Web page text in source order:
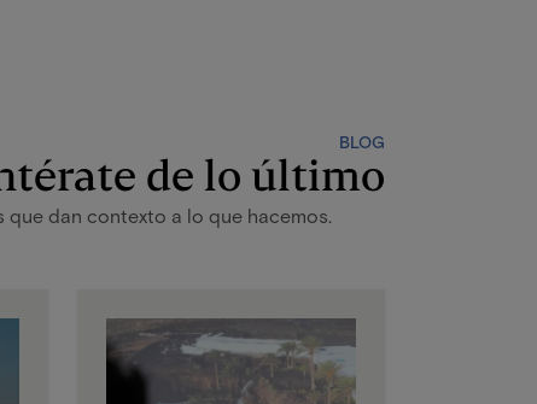
BLOG
de lo último
dan contexto a lo que hacemos.